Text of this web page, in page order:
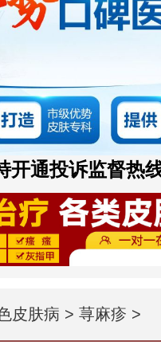
开通投诉监督热
皮肤病 > 荨麻疹 >